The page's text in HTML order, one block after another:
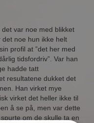
var noe med blikket
noe hun ikke helt
profil at ”det her med
tidsfordriv”. Var han
hadde tatt
resultatene dukket det
Han virket mye
virket det heller ikke til
å se på, men var dette
om de skulle ta en